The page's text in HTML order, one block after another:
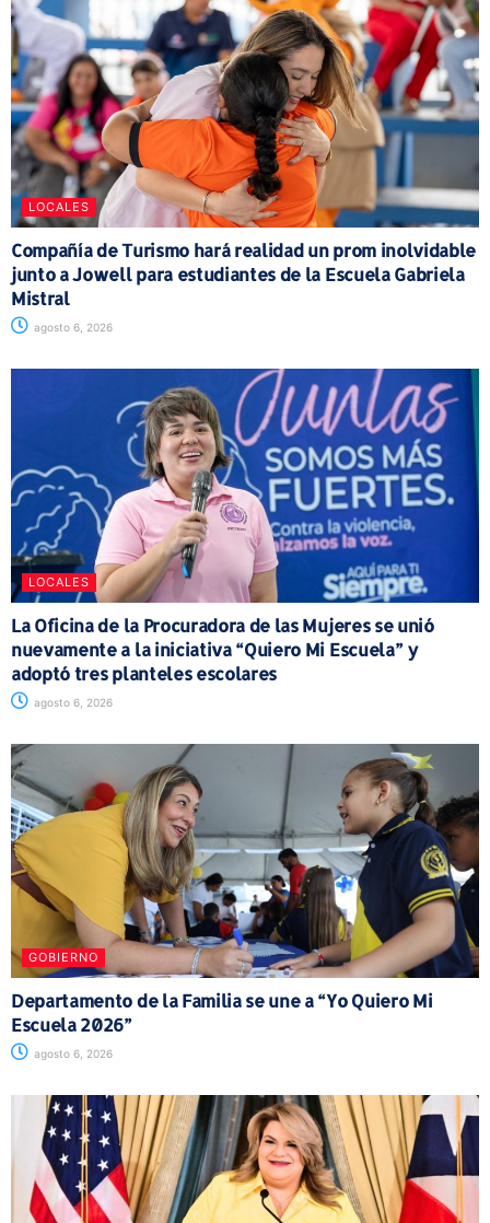
LOCALES
Compañía de Turismo hará realidad un prom inolvidable
junto a Jowell para estudiantes de la Escuela Gabriela
Mistral
agosto 6, 2026
LOCALES
La Oficina de la Procuradora de las Mujeres se unió
nuevamente a la iniciativa “Quiero Mi Escuela” y
adoptó tres planteles escolares
agosto 6, 2026
GOBIERNO
Departamento de la Familia se une a “Yo Quiero Mi
Escuela 2026”
agosto 6, 2026